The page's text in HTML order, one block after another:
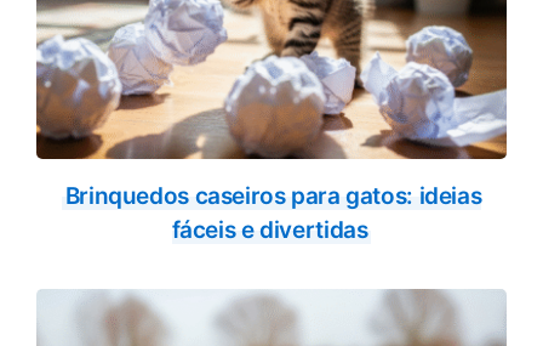
Brinquedos caseiros para gatos: ideias
fáceis e divertidas